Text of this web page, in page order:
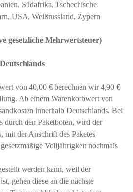
Südafrika, Tschechische
USA, Weißrussland, Zypern
gesetzliche Mehrwertsteuer)
von 40,00 € berechnen wir 4,90 €
Ab einem Warenkorbwert von
innerhalb Deutschlands. Bei
durch den Paketboten, wird der
mit der Anschrift des Paketes
Volljährigkeit nochmals
werden kann, weil der
gehen diese an die nächste